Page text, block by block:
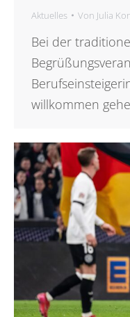
Aktuelles Von Julia
Bei der
willkommen